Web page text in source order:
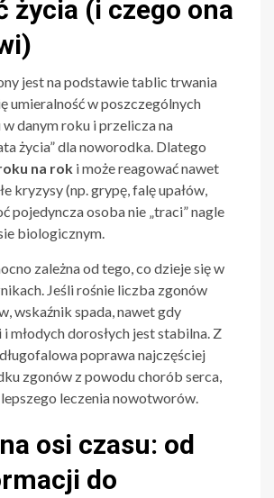
życia (i czego ona
jest na podstawie tablic trwania
umieralność w poszczególnych
danym roku i przelicza na
życia” dla noworodka. Dlatego
na rok i może reagować nawet
kryzysy (np. grypę, falę upałów,
pojedyncza osoba nie „traci” nagle
biologicznym.
zależna od tego, co dzieje się w
Jeśli rośnie liczba zgonów
wskaźnik spada, nawet gdy
młodych dorosłych jest stabilna. Z
poprawa najczęściej
zgonów z powodu chorób serca,
leczenia nowotworów.
osi czasu: od
do